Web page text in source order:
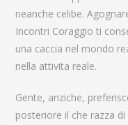
neanche celibe.
Incontri Coraggio ti
una caccia nel mondo
nella attivita reale.
Gente, anziche,
posteriore il che razza